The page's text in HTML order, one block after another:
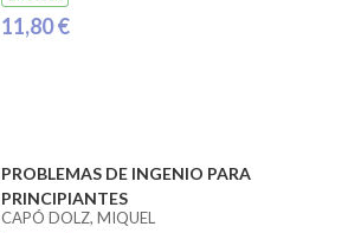
11,80 €
PROBLEMAS DE INGENIO PARA
PRINCIPIANTES
CAPÓ DOLZ, MIQUEL